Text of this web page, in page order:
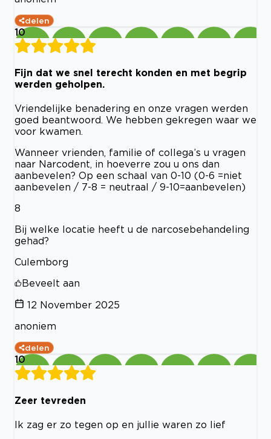
delen
10
Fijn dat we snel terecht konden en met begrip
werden geholpen.
Vriendelijke benadering en onze vragen werden
goed beantwoord. We hebben gekregen waar we
voor kwamen.
Wanneer vrienden, familie of collega’s u vragen
naar Narcodent, in hoeverre zou u ons dan
aanbevelen? Op een schaal van 0-10 (0-6 =niet
aanbevelen / 7-8 = neutraal / 9-10=aanbevelen)
8
Bij welke locatie heeft u de narcosebehandeling
gehad?
Culemborg
Beveelt aan
12 November 2025
anoniem
delen
10
Zeer tevreden
Ik zag er zo tegen op en jullie waren zo lief